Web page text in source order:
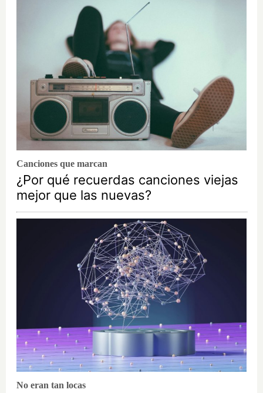
Canciones que marcan
¿Por qué recuerdas canciones viejas
mejor que las nuevas?
No eran tan locas